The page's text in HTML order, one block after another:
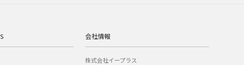
会社情報
株式会社イープラス